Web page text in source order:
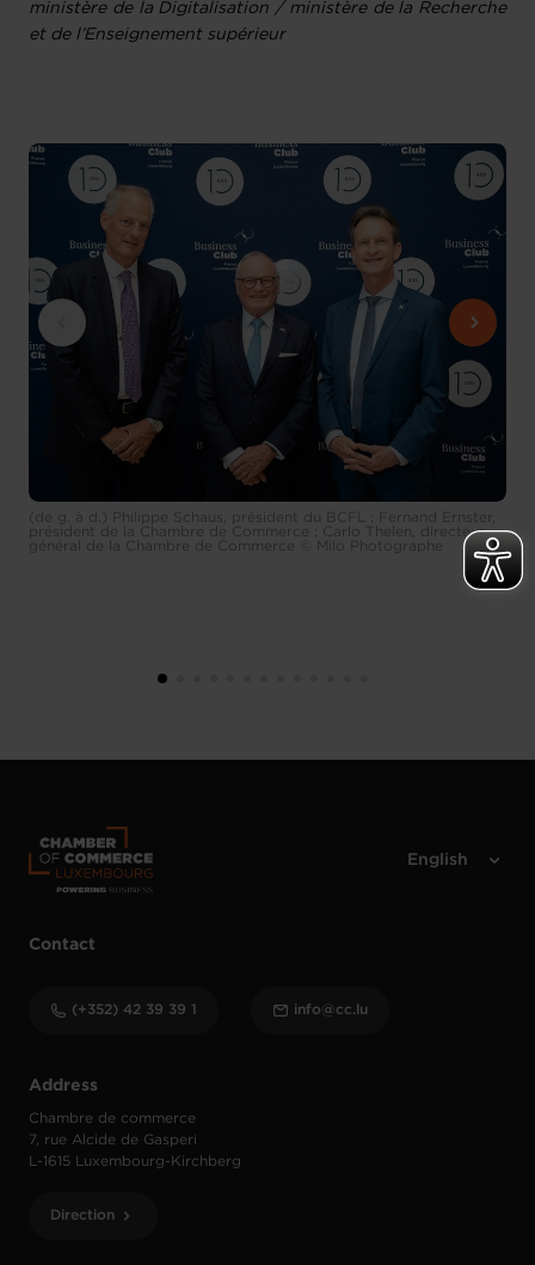
ministère de la Digitalisation / ministère de la Recherche
et de l’Enseignement supérieur
(de g. à d.) Philippe Schaus, président du BCFL ; Fernand Ernster,
président de la Chambre de Commerce ; Carlo Thelen, directeur
général de la Chambre de Commerce © Milo Photographe
Address
Chambre de commerce
7, rue Alcide de Gasperi
L-1615 Luxembourg-Kirchberg
Direction
Contact
(+352) 42 39 39 1 info@cc.lu